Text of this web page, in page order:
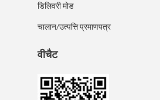
डिलिवरी मोड
चालान/उत्पत्ति प्रमाणपत्र
वीचैट